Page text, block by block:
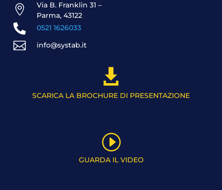

Via B. Franklin 31 –
Parma, 43122
 0521 1626033
 info@systab.it

SCARICA LA BROCHURE DI PRESENTAZIONE
I
GUARDA IL VIDEO